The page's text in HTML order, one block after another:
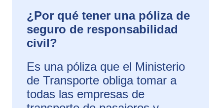
¿Por qué tener una póliza de
seguro de responsabilidad
civil?
Es una póliza que el Ministerio
de Transporte obliga tomar a
todas las empresas de